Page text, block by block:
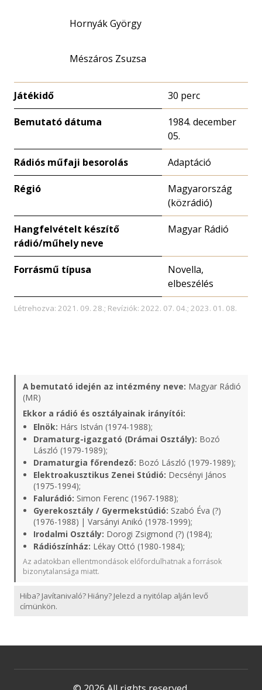
Hornyák György
Mészáros Zsuzsa
Játékidő 30 perc
Bemutató dátuma
1984. december
05.
Rádiós műfaji besorolás Adaptáció
Régió
Magyarország
(közrádió)
Hangfelvételt készítő
rádió/műhely neve
Magyar Rádió
Forrásmű típusa
Novella,
elbeszélés
Létrehozva: 2021. 09. 28.; Revíziók: 2022. 07. 04.; 2023. 01. 08.
A bemutató idején az intézmény neve: Magyar Rádió
(MR)
Ekkor a rádió és osztályainak irányítói:
Elnök: Hárs István (1974-1988);
Dramaturg-igazgató (Drámai Osztály): Bozó
László (1979-1989);
Dramaturgia főrendező: Bozó László (1979-1989);
Elektroakusztikus Zenei Stúdió: Decsényi János
(1975-1994);
Falurádió: Simon Ferenc (1967-1988);
Gyerekosztály / Gyermekstúdió: Szabó Éva (?)
(1976-1988) | Varsányi Anikó (1978-1999);
Irodalmi Osztály: Dorogi Zsigmond (?) (1984);
Rádiószínház: Lékay Ottó (1980-1984);
Az adatokban ellentmondások előfordulhatnak a források
bizonytalansága miatt.
Hiba? Javítanivaló? Hiány? Jelezd a nyitólap alján levő
címünkön.